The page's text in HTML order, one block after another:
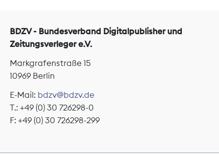
BDZV - Bundesverband Digitalpublisher und
Zeitungsverleger e.V.
Markgrafenstraße 15
10969 Berlin
E-Mail: bdzv@bdzv.de
T.: +49 (0) 30 726298-0
F: +49 (0) 30 726298-299